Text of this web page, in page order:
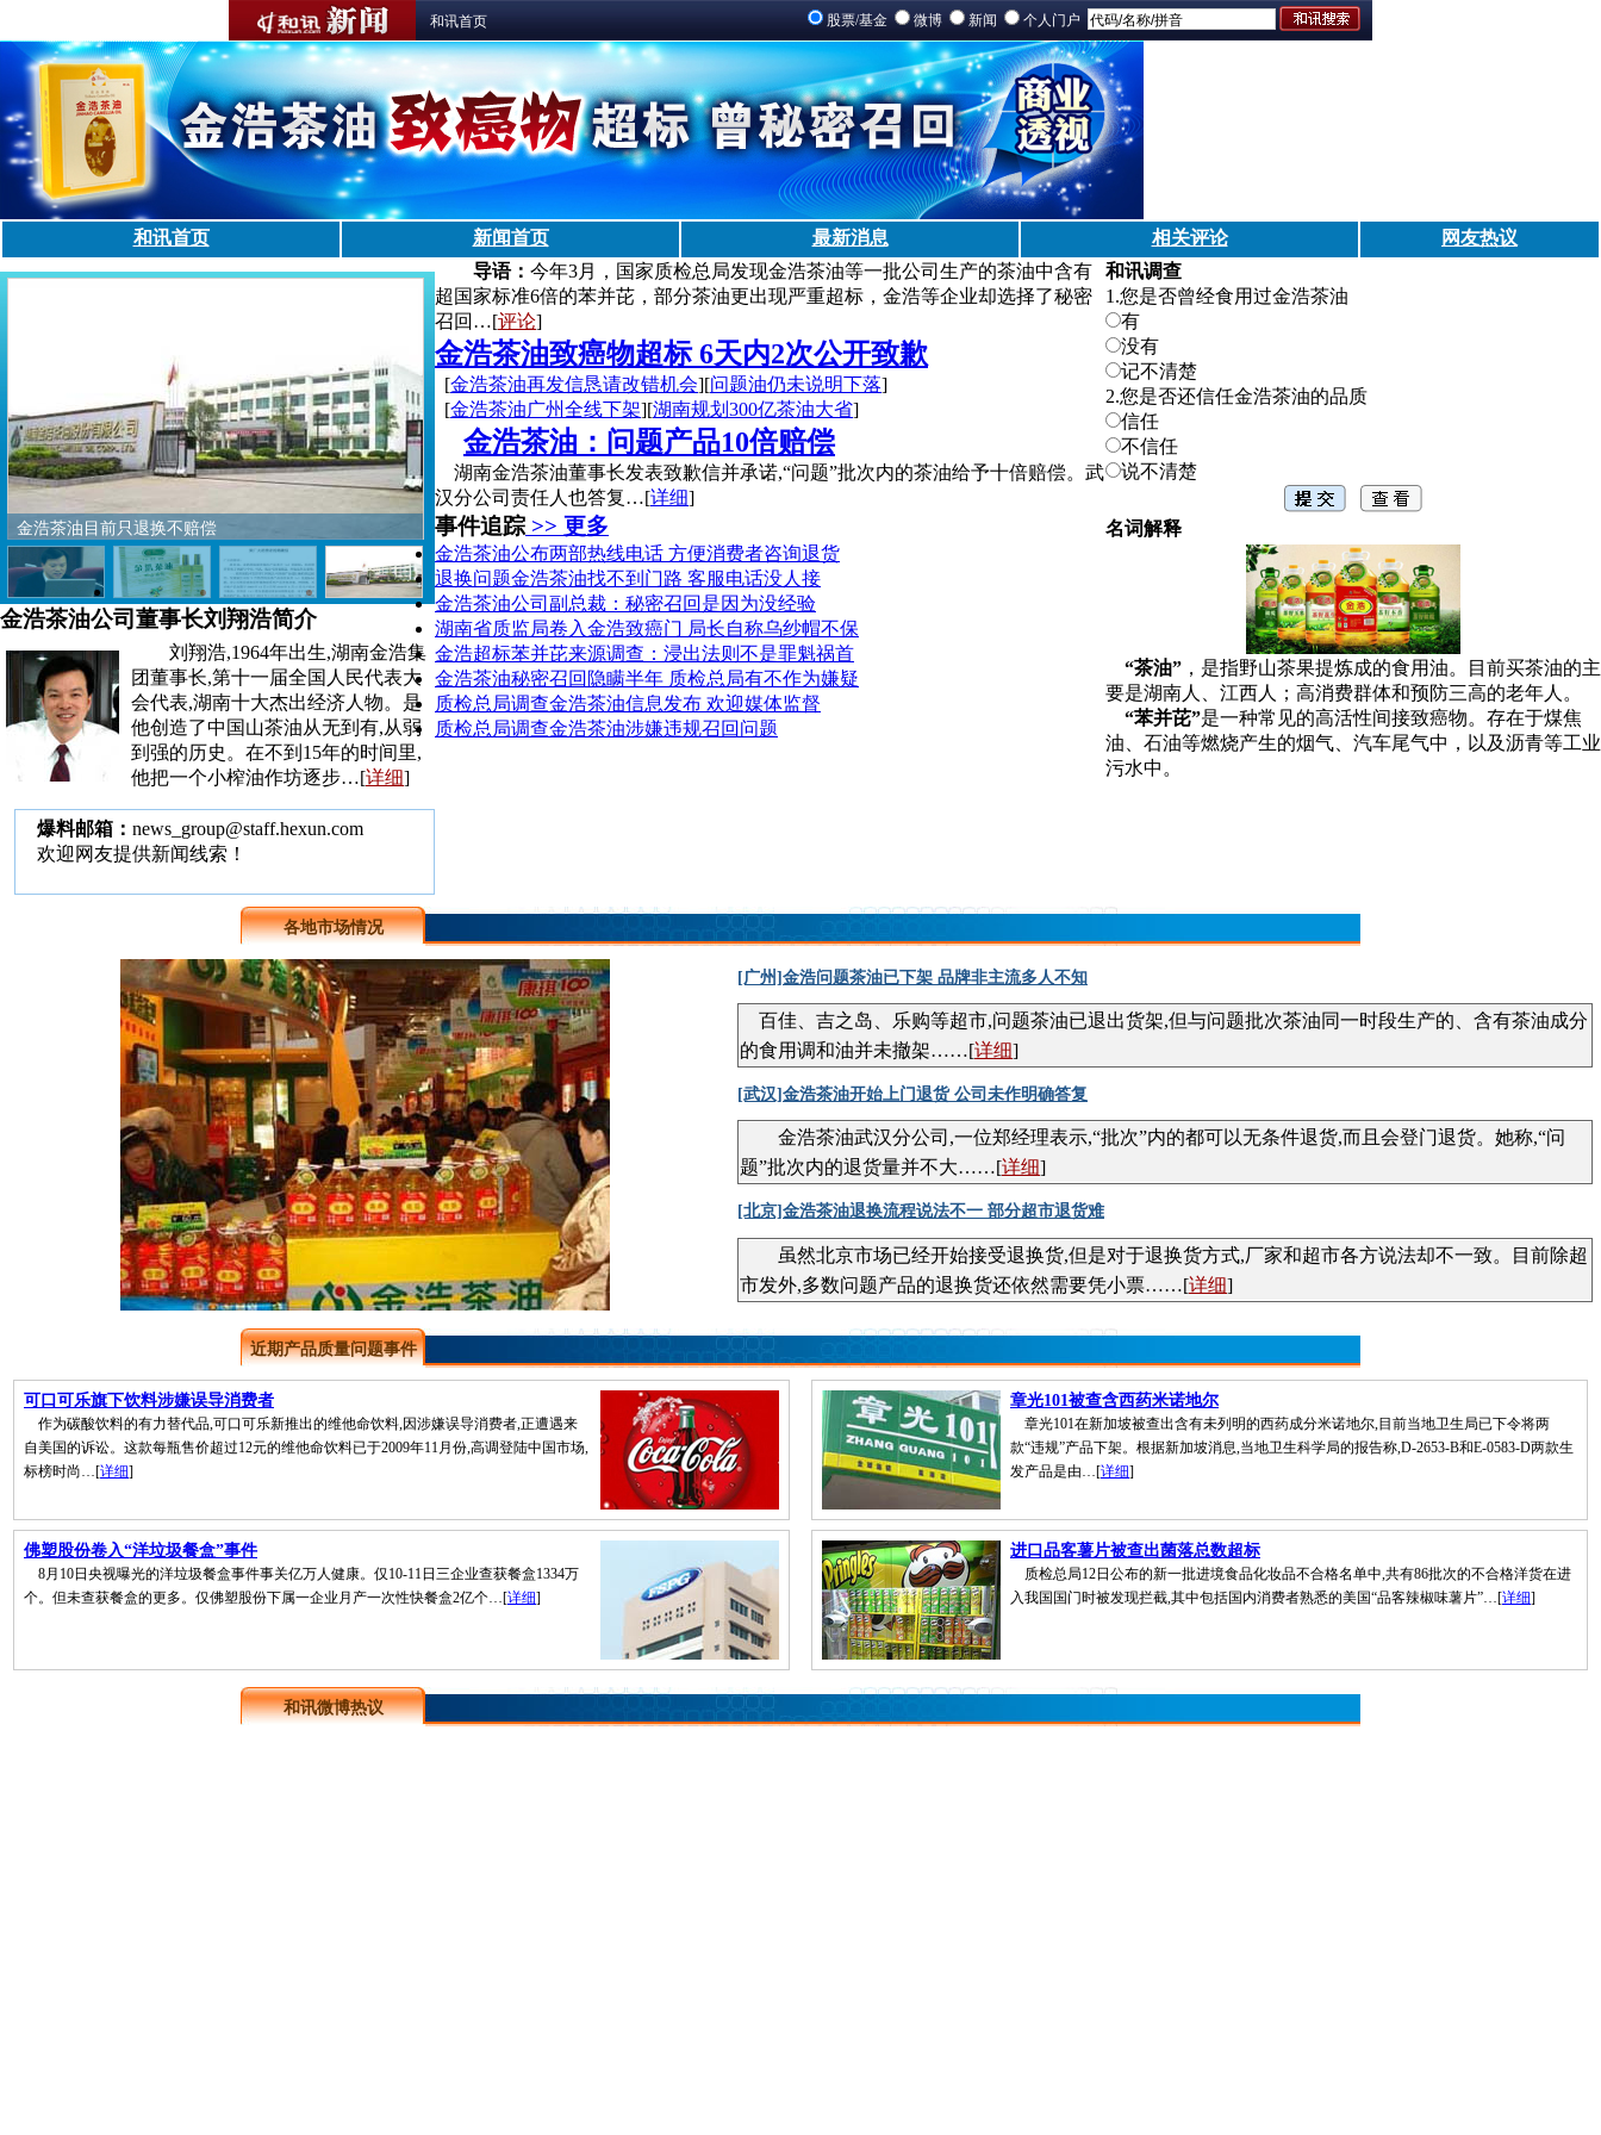
和讯首页 股票/基金 微博 新闻 个人门户
和讯首页 新闻首页 最新消息 相关评论 网友热议
金浩茶油目前只退换不赔偿
金浩茶油公司董事长刘翔浩简介
刘翔浩,1964年出生,湖南金浩集
团董事长,第十一届全国人民代表大
会代表,湖南十大杰出经济人物。是
他创造了中国山茶油从无到有,从弱
到强的历史。在不到15年的时间里,
他把一个小榨油作坊逐步…[详细]
爆料邮箱： news_group@staff.hexun.com
欢迎网友提供新闻线索！
导语： 今年3月，国家质检总局发现金浩茶油等一批公司生产的茶油中含有
超国家标准6倍的苯并芘，部分茶油更出现严重超标，金浩等企业却选择了秘密
召回…[评论]
金浩茶油致癌物超标 6天内2次公开致歉
[金浩茶油再发信恳请改错机会][问题油仍未说明下落]
[金浩茶油广州全线下架][湖南规划300亿茶油大省]
金浩茶油：问题产品10倍赔偿
湖南金浩茶油董事长发表致歉信并承诺,“问题”批次内的茶油给予十倍赔偿。武
汉分公司责任人也答复…[详细]
事件追踪 >> 更多
金浩茶油公布两部热线电话 方便消费者咨询退货
退换问题金浩茶油找不到门路 客服电话没人接
金浩茶油公司副总裁：秘密召回是因为没经验
湖南省质监局卷入金浩致癌门 局长自称乌纱帽不保
金浩超标苯并芘来源调查：浸出法则不是罪魁祸首
金浩茶油秘密召回隐瞒半年 质检总局有不作为嫌疑
质检总局调查金浩茶油信息发布 欢迎媒体监督
质检总局调查金浩茶油涉嫌违规召回问题
和讯调查
1.您是否曾经食用过金浩茶油
有
没有
记不清楚
2.您是否还信任金浩茶油的品质
信任
不信任
说不清楚
名词解释
“茶油” ，是指野山茶果提炼成的食用油。目前买茶油的主
要是湖南人、江西人；高消费群体和预防三高的老年人。
“苯并芘”是一种常见的高活性间接致癌物。存在于煤焦
油、石油等燃烧产生的烟气、汽车尾气中，以及沥青等工业
污水中。
各地市场情况
[广州]金浩问题茶油已下架 品牌非主流多人不知
百佳、吉之岛、乐购等超市,问题茶油已退出货架,但与问题批次茶油同一时段生产的、含有茶油成分
的食用调和油并未撤架……[详细]
[武汉]金浩茶油开始上门退货 公司未作明确答复
金浩茶油武汉分公司,一位郑经理表示,“批次”内的都可以无条件退货,而且会登门退货。她称,“问
题”批次内的退货量并不大……[详细]
[北京]金浩茶油退换流程说法不一 部分超市退货难
虽然北京市场已经开始接受退换货,但是对于退换货方式,厂家和超市各方说法却不一致。目前除超
市发外,多数问题产品的退换货还依然需要凭小票……[详细]
近期产品质量问题事件
可口可乐旗下饮料涉嫌误导消费者
作为碳酸饮料的有力替代品,可口可乐新推出的维他命饮料,因涉嫌误导消费者,正遭遇来
自美国的诉讼。这款每瓶售价超过12元的维他命饮料已于2009年11月份,高调登陆中国市场,
标榜时尚…[详细]
章光101被查含西药米诺地尔
章光101在新加坡被查出含有未列明的西药成分米诺地尔,目前当地卫生局已下令将两
款“违规”产品下架。根据新加坡消息,当地卫生科学局的报告称,D-2653-B和E-0583-D两款生
发产品是由…[详细]
佛塑股份卷入“洋垃圾餐盒”事件
8月10日央视曝光的洋垃圾餐盒事件事关亿万人健康。仅10-11日三企业查获餐盒1334万
个。但未查获餐盒的更多。仅佛塑股份下属一企业月产一次性快餐盒2亿个…[详细]
进口品客薯片被查出菌落总数超标
质检总局12日公布的新一批进境食品化妆品不合格名单中,共有86批次的不合格洋货在进
入我国国门时被发现拦截,其中包括国内消费者熟悉的美国“品客辣椒味薯片”…[详细]
和讯微博热议